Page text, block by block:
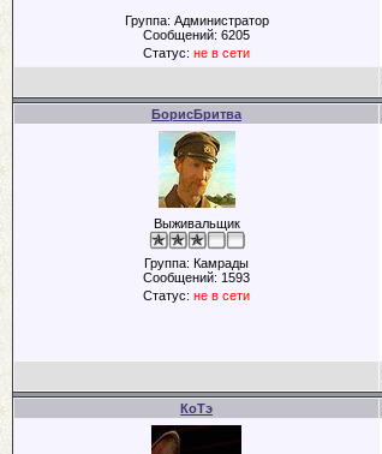
Группа: Администратор
Сообщений: 6205
Статус: не в сети
БорисБритва
Выживальщик
Группа: Камрады
Сообщений: 1593
Статус: не в сети
КоТэ